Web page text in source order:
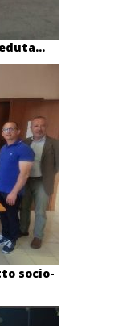
socio-